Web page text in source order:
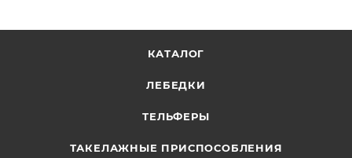
КАТАЛОГ
ЛЕБЕДКИ
ТЕЛЬФЕРЫ
ТАКЕЛАЖНЫЕ ПРИСПОСОБЛЕНИЯ